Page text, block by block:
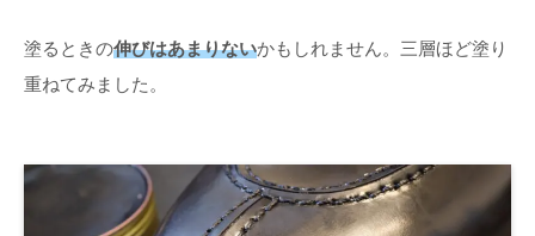
塗るときの伸びはあまりないかもしれません。三層ほど塗り
重ねてみました。